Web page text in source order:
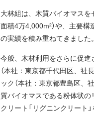
大林組は、木質バイオマスを
面積4万4,000m²）や、主要
の実績を積み重ねてきました。
今般、木材利用をさらに促
（本社：東京都千代田区、社
ック（本社：東京都豊島区、
質バイオマスである粉体状の
クリート「リグニンクリート